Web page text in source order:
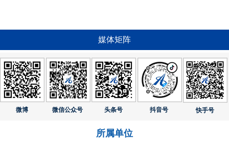
媒体矩阵
微博 微信公众号 头条号 抖音号 快手号
所属单位